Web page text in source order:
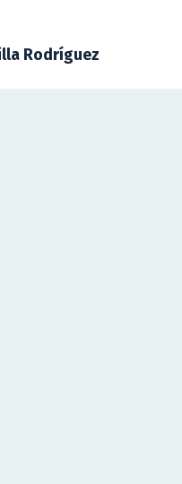
Rodríguez